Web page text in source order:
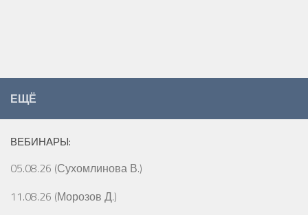
ЕЩЁ
ВЕБИНАРЫ:
05.08.26 (Сухомлинова В.)
11.08.26 (Морозов Д.)